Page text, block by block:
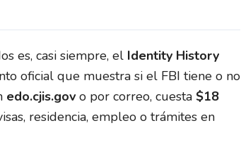
es, casi siempre, el Identity History
oficial que muestra si el FBI tiene o no
edo.cjis.gov o por correo, cuesta $18
residencia, empleo o trámites en